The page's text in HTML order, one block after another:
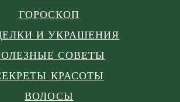
ГОРОСКОП
И УКРАШЕНИЯ
СОВЕТЫ
КРАСОТЫ
ВОЛОСЫ